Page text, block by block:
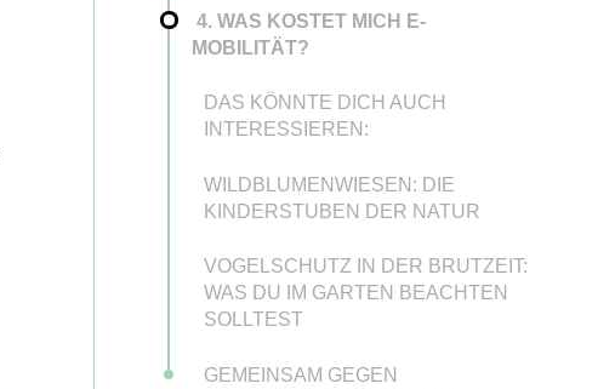
4. WAS KOSTET MICH E-
MOBILITÄT?
DAS KÖNNTE DICH AUCH
INTERESSIEREN:
WILDBLUMENWIESEN: DIE
KINDERSTUBEN DER NATUR
VOGELSCHUTZ IN DER BRUTZEIT:
WAS DU IM GARTEN BEACHTEN
SOLLTEST
GEMEINSAM GEGEN